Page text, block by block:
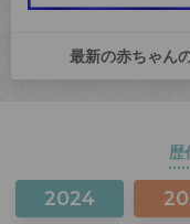
最新の赤ちゃん
歴
2024